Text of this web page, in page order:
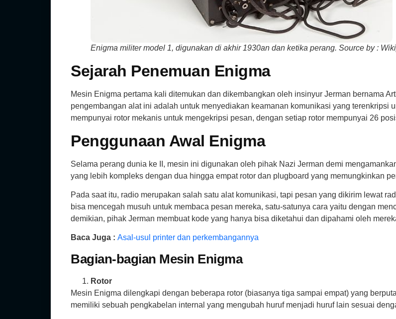
Enigma militer model 1, digunakan di akhir 1930an dan ketika perang. Source by :
Sejarah Penemuan Enigma
Mesin Enigma pertama kali ditemukan dan dikembangkan oleh insinyur Jerman bernama
pengembangan alat ini adalah untuk menyediakan keamanan komunikasi yang terenkripsi
mempunyai rotor mekanis untuk mengekripsi pesan, dengan setiap rotor mempunyai 26
Penggunaan Awal Enigma
Selama perang dunia ke II, mesin ini digunakan oleh pihak Nazi Jerman demi
yang lebih kompleks dengan dua hingga empat rotor dan plugboard yang memungkinkan
Pada saat itu, radio merupakan salah satu alat komunikasi, tapi pesan yang dikirim lewat
bisa mencegah musuh untuk membaca pesan mereka, satu-satunya cara yaitu dengan
demikian, pihak Jerman membuat kode yang hanya bisa diketahui dan dipahami oleh
Baca Juga : Asal-usul printer dan perkembangannya
Bagian-bagian Mesin Enigma
Rotor
Mesin Enigma dilengkapi dengan beberapa rotor (biasanya tiga sampai empat) yang
memiliki sebuah pengkabelan internal yang mengubah huruf menjadi huruf lain sesuai